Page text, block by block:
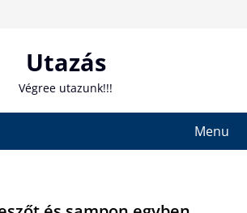
Utazás
Végree utazunk!!!
Menu